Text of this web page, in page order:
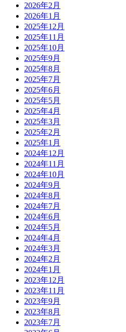
2026年2月
2026年1月
2025年12月
2025年11月
2025年10月
2025年9月
2025年8月
2025年7月
2025年6月
2025年5月
2025年4月
2025年3月
2025年2月
2025年1月
2024年12月
2024年11月
2024年10月
2024年9月
2024年8月
2024年7月
2024年6月
2024年5月
2024年4月
2024年3月
2024年2月
2024年1月
2023年12月
2023年11月
2023年9月
2023年8月
2023年7月